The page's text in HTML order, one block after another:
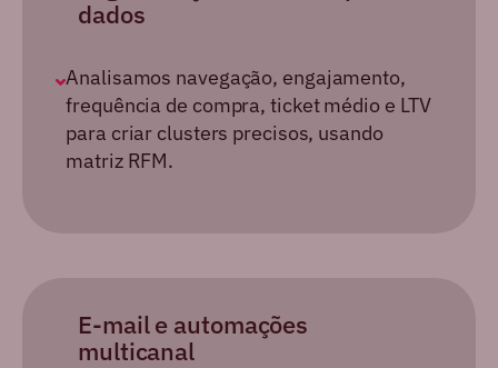
dados
Analisamos navegação, engajamento,
frequência de compra, ticket médio e LTV
para criar clusters precisos, usando
matriz RFM.
E-mail e automações
multicanal